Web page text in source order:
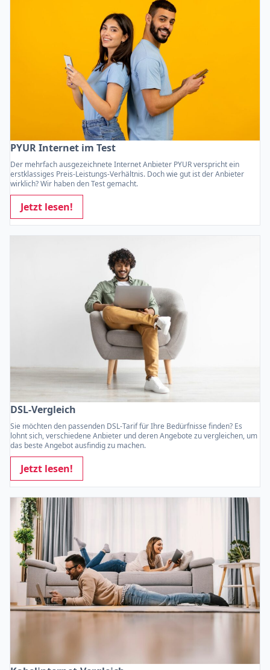
PYUR Internet im Test
Der mehrfach ausgezeichnete Internet Anbieter PYUR verspricht ein
erstklassiges Preis-Leistungs-Verhältnis. Doch wie gut ist der Anbieter
wirklich? Wir haben den Test gemacht.
Jetzt lesen!
DSL-Vergleich
Sie möchten den passenden DSL-Tarif für Ihre Bedürfnisse finden? Es
lohnt sich, verschiedene Anbieter und deren Angebote zu vergleichen, um
das beste Angebot ausfindig zu machen.
Jetzt lesen!